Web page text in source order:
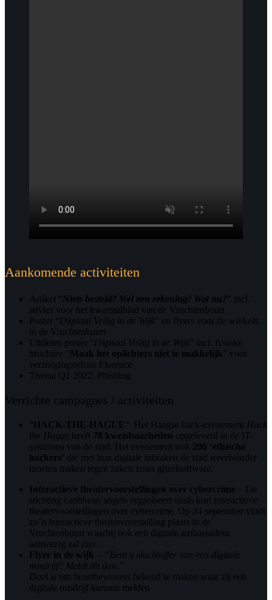
Aankomende activiteiten
Artikel “Niets besteld? Wel een rekening! Wat nu?” incl.
advies voor het kwartaalblad van de Vruchtenbuurt
Poster “Digitaal Veilig in de Wijk” en flyers voor de winkels
in de Vruchtenbuurt
Uitdelen poster “Digitaal Veilig in de Wijk” incl. fysieke
brochure “Maak het oplichters niet te makkelijk ” voor
verzorgingstehuis Florence
Thema Q1 2022: Phishing
Verrichte campagnes / activiteiten
“HACK-THE-HAGUE“. Het Haagse hack-evenement Hack
the Hague heeft 78 kwetsbaarheden opgeleverd in de IT-
systemen van de stad. Het evenement trok 206 ‘ethische
hackers’ die met hun digitale inbraken de stad weerbaarder
moeten maken tegen zaken zoals gijzelsoftware.
Interactieve theatervoorstellingen over cybercrime – De
stichting caribbean angels organiseert sinds kort interactieve
theatervoorstellingen over cybercrime. Op 24 september vindt
zo’n interactieve theatervoorstelling plaats in de
Vruchtenbuurt waarbij ook een digitale ambassadeur
aanwezig zal zijn.
Flyer in de wijk
“Bent u slachtoffer van een digitale
misdrijf? Meldt dit dan.”
Doel is om buurtbewoners bekend te maken waar zij een
digitale misdrijf kunnen melden